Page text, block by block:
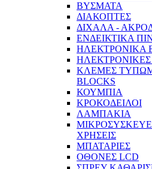
ΒΥΣΜΑΤΑ
ΔΙΑΚΟΠΤΕΣ
ΔΙΧΑΛΑ -
ΕΝΔΕΙΚΤΙΚΑ
ΗΛΕΚΤΡΟΝΙΚΑ
ΚΛΕΜΕΣ
BLOCKS
ΚΟΥΜΠΙΑ
ΚΡΟΚΟΔΕΙΛΟΙ
ΛΑΜΠΑΚΙΑ
ΧΡΗΣΕΙΣ
ΜΠΑΤΑΡΙΕΣ
ΟΘΟΝΕΣ LCD